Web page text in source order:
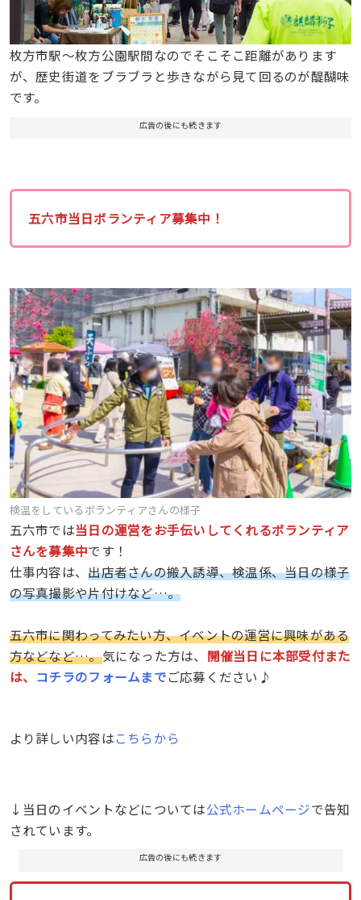
枚方市駅～枚方公園駅間なのでそこそこ距離があります
が、歴史街道をブラブラと歩きながら見て回るのが醍醐味
です。
広告の後にも続きます
五六市当日ボランティア募集中！
検温をしているボランティアさんの様子
五六市では当日の運営をお手伝いしてくれるボランティア
さんを募集中です！
仕事内容は、出店者さんの搬入誘導、検温係、当日の様子
の写真撮影や片付けなど…。
五六市に関わってみたい方、イベントの運営に興味がある
方などなど…。気になった方は、 開催当日に本部受付また
は、 コチラのフォームまでご応募ください♪
より詳しい内容はこちらから
↓当日のイベントなどについては公式ホームページで告知
されています。
広告の後にも続きます